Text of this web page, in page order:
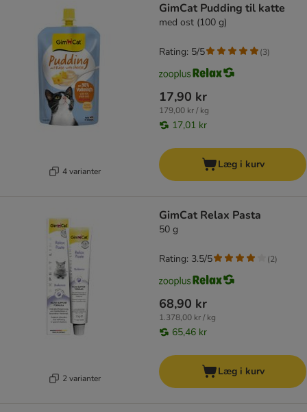
4 varianter
GimCat Pudding til katte
med ost (100 g)
17,90 kr
179,00 kr / kg
17,01 kr
Rating: 5/5 (3)
Læg i kurv
2 varianter
GimCat Relax Pasta
50 g
68,90 kr
1.378,00 kr / kg
65,46 kr
Rating: 3.5/5 (2)
Læg i kurv